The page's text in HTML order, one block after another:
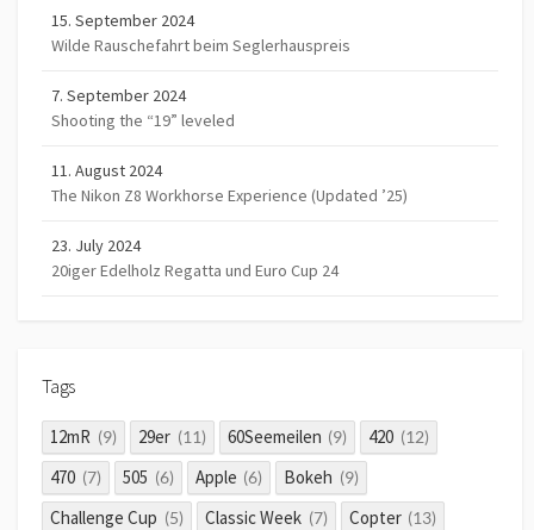
15. September 2024
Wilde Rauschefahrt beim Seglerhauspreis
7. September 2024
Shooting the “19” leveled
11. August 2024
The Nikon Z8 Workhorse Experience (Updated ’25)
23. July 2024
20iger Edelholz Regatta und Euro Cup 24
Tags
12mR (9) 29er (11) 60Seemeilen (9) 420 (12)
470 (7) 505 (6) Apple (6) Bokeh (9)
Challenge Cup (5) Classic Week (7) Copter (13)